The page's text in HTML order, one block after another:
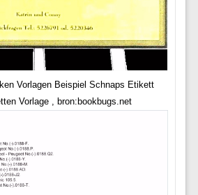
Vorlagen Beispiel Schnaps Etikett
Vorlage , bron:bookbugs.net